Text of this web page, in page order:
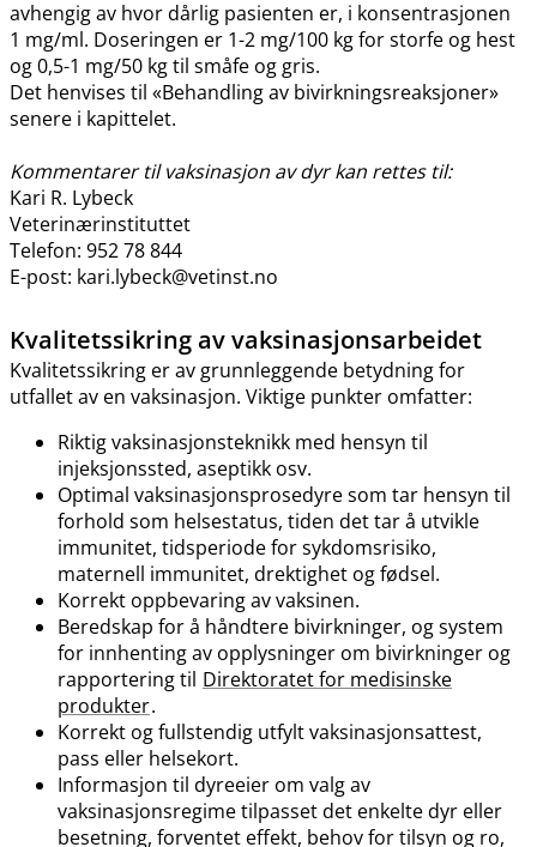
avhengig av hvor dårlig pasienten er, i konsentrasjonen
1 mg​/​ml. Doseringen er 1-2 mg/100 kg for storfe og hest
og 0,5-1 mg/50 kg til småfe og gris.
Det henvises til «Behandling av bivirkningsreaksjoner»
senere i kapittelet.
Kommentarer til vaksinasjon av dyr kan rettes til:
Kari R. Lybeck
Veterinærinstituttet
Telefon: 952 78 844
E-post: kari.lybeck@vetinst.no
Kvalitetssikring av vaksinasjonsarbeidet
Kvalitetssikring er av grunnleggende betydning for
utfallet av en vaksinasjon. Viktige punkter omfatter:
Riktig vaksinasjonsteknikk med hensyn til
injeksjonssted, aseptikk osv.
Optimal vaksinasjonsprosedyre som tar hensyn til
forhold som helsestatus, tiden det tar å utvikle
immunitet, tidsperiode for sykdomsrisiko,
maternell immunitet, drektighet og fødsel.
Korrekt oppbevaring av vaksinen.
Beredskap for å håndtere bivirkninger, og system
for innhenting av opplysninger om bivirkninger og
rapportering til Direktoratet for medisinske
produkter.
Korrekt og fullstendig utfylt vaksinasjonsattest,
pass eller helsekort.
Informasjon til dyreeier om valg av
vaksinasjonsregime tilpasset det enkelte dyr eller
besetning, forventet effekt, behov for tilsyn og ro,